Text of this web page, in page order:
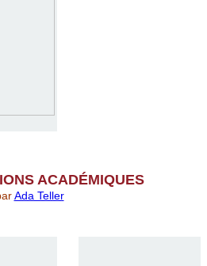
ACADÉMIQUES
Ada Teller